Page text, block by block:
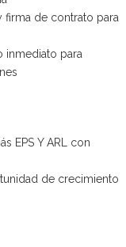
firma de contrato para
inmediato para
EPS Y ARL con
de crecimiento